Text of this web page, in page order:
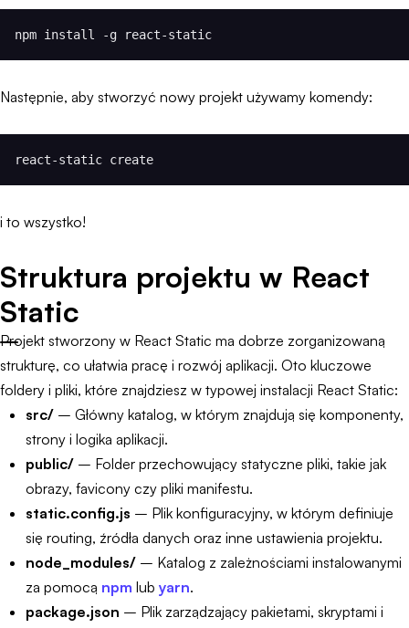
npm install -g react-static
Następnie, aby stworzyć nowy projekt używamy komendy:
react-static create
i to wszystko!
Struktura projektu w React
Static
Projekt stworzony w React Static ma dobrze zorganizowaną
strukturę, co ułatwia pracę i rozwój aplikacji. Oto kluczowe
foldery i pliki, które znajdziesz w typowej instalacji React Static:
src/ – Główny katalog, w którym znajdują się komponenty,
strony i logika aplikacji.
public/ – Folder przechowujący statyczne pliki, takie jak
obrazy, favicony czy pliki manifestu.
static.config.js – Plik konfiguracyjny, w którym definiuje
się routing, źródła danych oraz inne ustawienia projektu.
node_modules/ – Katalog z zależnościami instalowanymi
za pomocą npm lub yarn.
package.json – Plik zarządzający pakietami, skryptami i